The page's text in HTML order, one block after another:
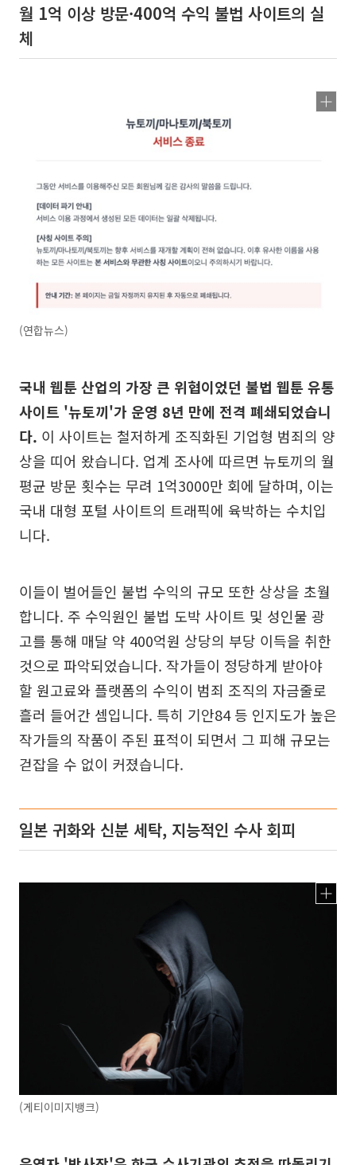
월 1억 이상 방문·400억 수익 불법 사이트의 실
체
(연합뉴스)
국내 웹툰 산업의 가장 큰 위협이었던 불법 웹툰 유통
사이트 '뉴토끼'가 운영 8년 만에 전격 폐쇄되었습니
다. 이 사이트는 철저하게 조직화된 기업형 범죄의 양
상을 띠어 왔습니다. 업계 조사에 따르면 뉴토끼의 월
평균 방문 횟수는 무려 1억3000만 회에 달하며, 이는
국내 대형 포털 사이트의 트래픽에 육박하는 수치입
니다.
이들이 벌어들인 불법 수익의 규모 또한 상상을 초월
합니다. 주 수익원인 불법 도박 사이트 및 성인물 광
고를 통해 매달 약 400억원 상당의 부당 이득을 취한
것으로 파악되었습니다. 작가들이 정당하게 받아야
할 원고료와 플랫폼의 수익이 범죄 조직의 자금줄로
흘러 들어간 셈입니다. 특히 기안84 등 인지도가 높은
작가들의 작품이 주된 표적이 되면서 그 피해 규모는
걷잡을 수 없이 커졌습니다.
일본 귀화와 신분 세탁, 지능적인 수사 회피
(게티이미지뱅크)